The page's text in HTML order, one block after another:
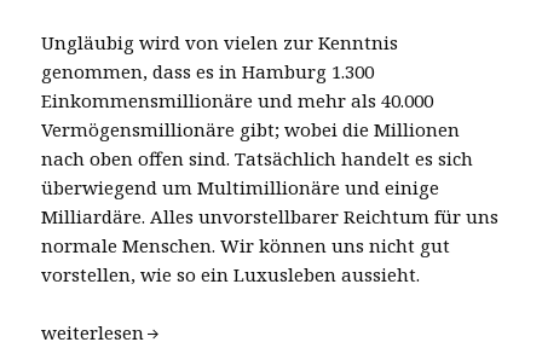
Ungläubig wird von vielen zur Kenntnis
genommen, dass es in Hamburg 1.300
Einkommensmillionäre und mehr als 40.000
Vermögensmillionäre gibt; wobei die Millionen
nach oben offen sind. Tatsächlich handelt es sich
überwiegend um Multimillionäre und einige
Milliardäre. Alles unvorstellbarer Reichtum für uns
normale Menschen. Wir können uns nicht gut
vorstellen, wie so ein Luxusleben aussieht.
40.000 Millionäre in einer Stadt
weiterlesen